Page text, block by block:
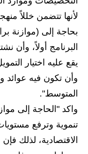
لأنها تتضمن خللاً
بحاجة إلى (موازنة
البرنامج أولاً، وأن
يقع عليه اختيار
وأن تكون فيه عوائد
المتوسط".
واكد "الحاجة إلى
تنموية وترفع
الاقتصادية، لذلك